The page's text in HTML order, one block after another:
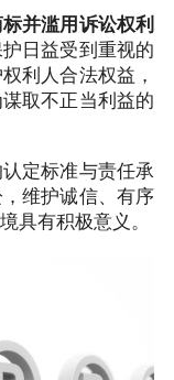
并滥用诉讼权利
日益受到重视的
利人合法权益，
取不正当利益的
定标准与责任承
维护诚信、有序
具有积极意义。